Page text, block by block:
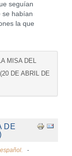
seguían
se habían
la que
MISA DEL
DE ABRIL DE
DE